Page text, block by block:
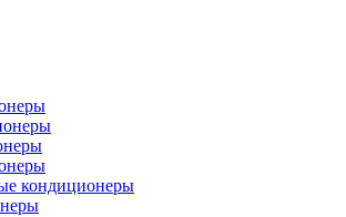
кондиционеры